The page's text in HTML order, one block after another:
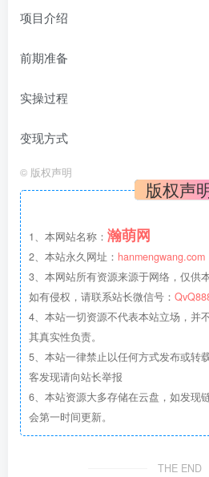
项目介绍
前期准备
实操过程
变现方式
© 版权声明
版权声
1、本网站名称： 瀚萌网
2、本站永久网址： hanmengwang.com
3、本网站所有资源来源于网络，仅供
如有侵权，请联系站长微信号：
4、本站一切资源不代表本站立场，并
其真实性负责。
5、本站一律禁止以任何方式发布或转
客发现请向站长举报
6、本站资源大多存储在云盘，如发现
会第一时间更新。
THE END